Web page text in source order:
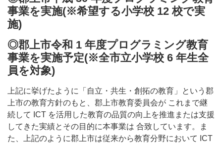
事業を実施(※希望する小学校 12 校で実
施)
◎郡上市令和 1 年度プログラミング教育
事業を実施予定(※全市立小学校 6 年生全
員を対象)
上記に挙げたように「自立・共生・創拓の教育」という郡
上市の教育方針のもと、郡上市教育委員会が これまで継
続して ICT を活用した教育の品質の向上を推進または支援
してきた実績とその目的に本事業は 合致しています。ま
た、上記のように郡上市は従来から教育分野において ICT